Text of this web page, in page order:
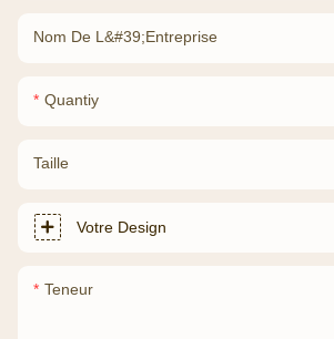
Nom De L&#39;entreprise
Quantiy
Taille
Votre Design
Teneur